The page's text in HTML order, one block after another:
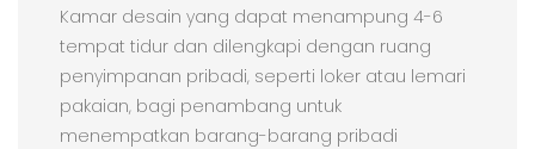
Kamar desain yang dapat menampung 4-6
tempat tidur dan dilengkapi dengan ruang
penyimpanan pribadi, seperti loker atau lemari
pakaian, bagi penambang untuk
menempatkan barang-barang pribadi